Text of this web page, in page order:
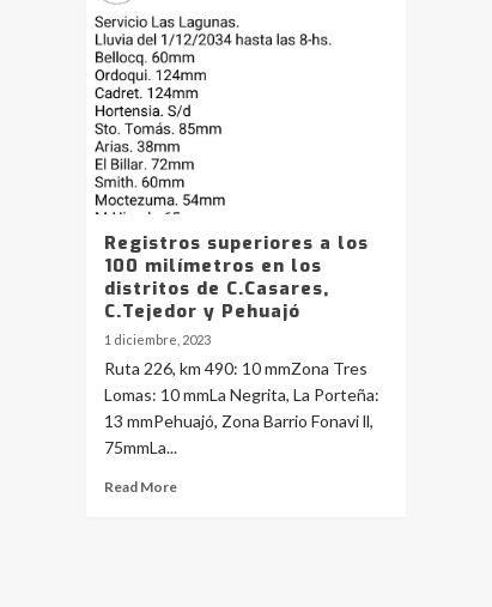
Registros superiores a los
100 milímetros en los
distritos de C.Casares,
C.Tejedor y Pehuajó
1 diciembre, 2023
Ruta 226, km 490: 10 mmZona Tres
Lomas: 10 mmLa Negrita, La Porteña:
13 mmPehuajó, Zona Barrio Fonavi ll,
75mmLa...
Read More